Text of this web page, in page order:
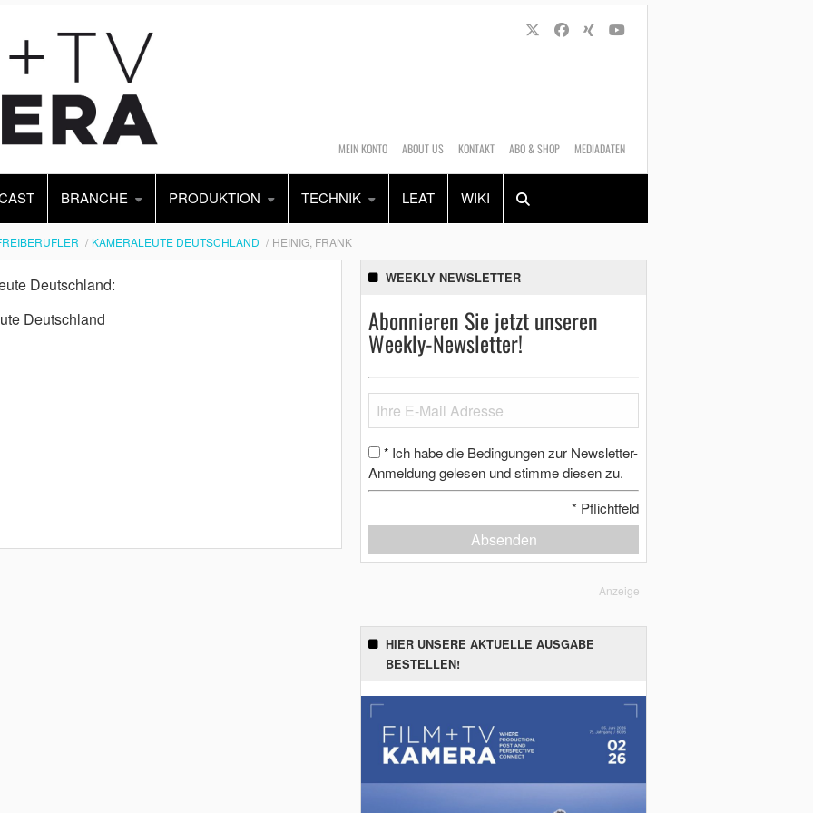
MEIN KONTO ABOUT US KONTAKT ABO & SHOP MEDIADATEN
BRANCHE PRODUKTION TECHNIK LEAT WIKI
Alles Shop
KAMERALEUTE DEUTSCHLAND HEINIG, FRANK
Deutschland:
Deutschland
WEEKLY NEWSLETTER
Abonnieren Sie jetzt unseren
Weekly-Newsletter!
* Ich habe die Bedingungen zur Newsletter-
Anmeldung gelesen und stimme diesen zu.
* Pflichtfeld
Absenden
Anzeige
HIER UNSERE AKTUELLE AUSGABE
BESTELLEN!